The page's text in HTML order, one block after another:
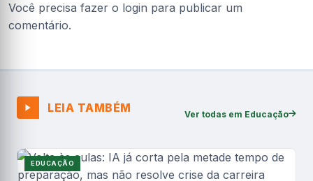
Você precisa fazer o login para publicar um
comentário.
LEIA TAMBÉM Ver todas em Educação
EDUCAÇÃO